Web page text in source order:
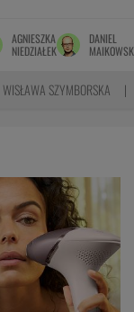
AGNIESZKA
NIEDZIAŁEK
DANIEL
WISŁAWA SZYMBORSKA